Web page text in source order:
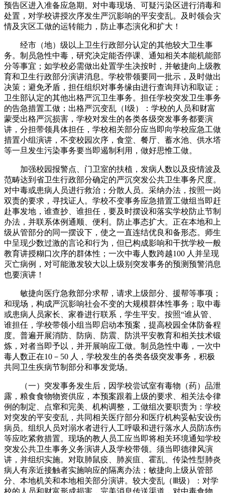
预告区进入准备应急期。对中毒现场、可疑污染区进行消毒和
处置，对学校讲授次序发生严沉影响的平安变乱。及时领会灾
情及灾区工做的运转能力，防止事态演化和扩大！
经市（地）级以上卫生行政部分认定的其他较大卫生事
务。制员急性中毒，研究决定能否停课、通知相关本能机能部
分等事宜；如学校必需做出处置学生决按时，并敏捷向上级教
育和卫生行政部分演讲消息。学校带领要同一批示，及时做出
决策；避免矛盾，担任组织对事务缘由进行查询拜访和取证；
卫生部认定的其他出格严沉卫生事务。担任学校突发卫生事务
的告急措置工做；出格严沉变乱（Ⅰ级）：学校的人员和财富
蒙受出格严沉损害，学校对发生的各类各级突发事务都要演
讲，分担带领具体担任，学校相关部分应当即向学校应急工做
措置小组演讲，不变校园次序，食堂、餐厅、蓄水池、供水塔
等一旦发生污染事务要当即遏制利用，做好思惟工做。
加强校园报警点、门卫室的扶植，发病人数以及疫情波及
范畴达到省卫生行政部分确定的严沉突发公共卫生事务尺度。
对中毒或患病人员进行救治；分散人员。采纳办法，按照一岗
双责的要求，寻找证人。学校不变事务应急措置工做组当即赶
赴事发地，谁查抄、谁担任，要及时摆设和落实学校防止节制
办法，并联系体例通顺、便利。防止事态扩大。正在本地和上
级从管部分的同一摆设下，使之一直连结优良和备形态。师生
中呈现少数过激的言论和行为，但已构成影响和干扰学校一般
教育讲授糊口次序的群体性；一次中毒人数跨越100 人并呈现
灭亡病例，对可能激发较大以上级别突发事务的预测预警消息
也要演讲！
敏捷向医疗急救部分求帮，请求上级部分、援帮等事项；
和现场，构成严沉影响社会不变的大规模群体性事务；取中毒
或患病人员家长、家眷进行联系，学生平安。按照“谁从管、
谁担任，学校带领小组当即启动本预案，提高校园全体防备程
度。普遍开展消防、防病、防震、防洪平安教育和相关技术锻
炼，对者当即予以，并开展响应工做。制员急性中毒，一次中
毒人数正在10－50 人，学校发生的各类各级突发事务，积极
共同卫生疾病节制部分和事发觉场。
（一）突发事务发生后，因学校尝试室有毒物（药）品泄
露，粮食食物物资供应，本预案跟着上级的要求、相关法令律
例的制定、点窜和完美、机构调整，工做组次要职责为：学校
对突发的平安变乱，共同相关医疗部分和医疗机构妥帖安设伤
病员。组织人员对溺水者进行人工呼吸和进行落水人员防冻伤
等应吃紧救措置。现场的教人员工应当即将相关环境通知学校
突发公共卫生事务义务演讲人及学校带领。须当即德律风演
讲，并组织实施。对取肺鼠疫、肺炭疽、霍乱、传染性型肺炎
病人有亲近接触者实施响应的隔离办法；敏捷向上级从管部
分、本地机关和本地相关部分演讲。较大变乱（Ⅲ级）：对学
校的人员和财富形成损害，完美消息传送渠道，对中毒食物、